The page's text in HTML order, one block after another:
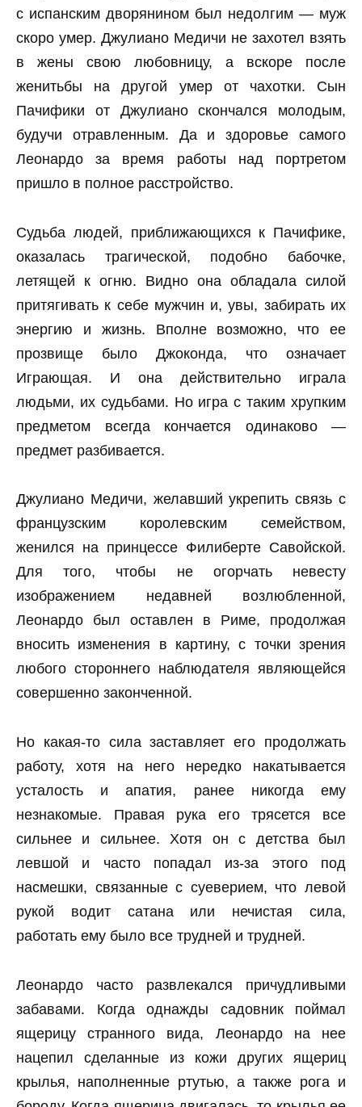
с испанским дворянином был недолгим — муж
скоро умер. Джулиано Медичи не захотел взять
в жены свою любовницу, а вскоре после
женитьбы на другой умер от чахотки. Сын
Пачифики от Джулиано скончался молодым,
будучи отравленным. Да и здоровье самого
Леонардо за время работы над портретом
пришло в полное расстройство.
Судьба людей, приближающихся к Пачифике,
оказалась трагической, подобно бабочке,
летящей к огню. Видно она обладала силой
притягивать к себе мужчин и, увы, забирать их
энергию и жизнь. Вполне возможно, что ее
прозвище было Джоконда, что означает
Играющая. И она действительно играла
людьми, их судьбами. Но игра с таким хрупким
предметом всегда кончается одинаково —
предмет разбивается.
Джулиано Медичи, желавший укрепить связь с
французским королевским семейством,
женился на принцессе Филиберте Савойской.
Для того, чтобы не огорчать невесту
изображением недавней возлюбленной,
Леонардо был оставлен в Риме, продолжая
вносить изменения в картину, с точки зрения
любого стороннего наблюдателя являющейся
совершенно законченной.
Но какая-то сила заставляет его продолжать
работу, хотя на него нередко накатывается
усталость и апатия, ранее никогда ему
незнакомые. Правая рука его трясется все
сильнее и сильнее. Хотя он с детства был
левшой и часто попадал из-за этого под
насмешки, связанные с суеверием, что левой
рукой водит сатана или нечистая сила,
работать ему было все трудней и трудней.
Леонардо часто развлекался причудливыми
забавами. Когда однажды садовник поймал
ящерицу странного вида, Леонардо на нее
нацепил сделанные из кожи других ящериц
крылья, наполненные ртутью, а также рога и